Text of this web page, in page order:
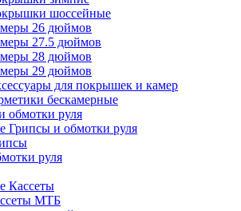
шоссейные
26 дюймов
27.5 дюймов
28 дюймов
29 дюймов
для покрышек и камер
бескамерные
обмотки руля
Грипсы и обмотки руля
руля
Кассеты
МТБ